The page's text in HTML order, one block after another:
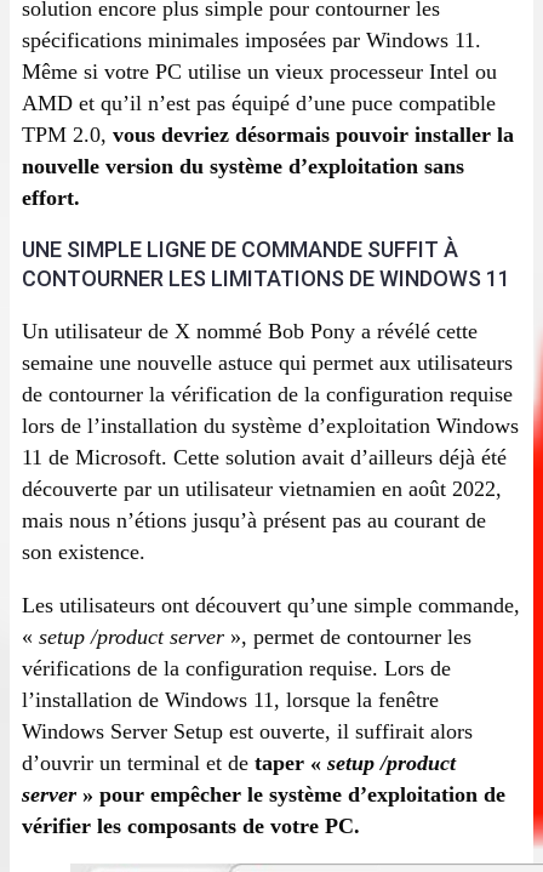
solution encore plus simple pour contourner les
spécifications minimales imposées par Windows 11.
Même si votre PC utilise un vieux processeur Intel ou
AMD et qu’il n’est pas équipé d’une puce compatible
TPM 2.0, vous devriez désormais pouvoir installer la
nouvelle version du système d’exploitation sans
effort.
UNE SIMPLE LIGNE DE COMMANDE SUFFIT À
CONTOURNER LES LIMITATIONS DE WINDOWS 11
Un utilisateur de X nommé Bob Pony a révélé cette
semaine une nouvelle astuce qui permet aux utilisateurs
de contourner la vérification de la configuration requise
lors de l’installation du système d’exploitation Windows
11 de Microsoft. Cette solution avait d’ailleurs déjà été
découverte par un utilisateur vietnamien en août 2022,
mais nous n’étions jusqu’à présent pas au courant de
son existence.
Les utilisateurs ont découvert qu’une simple commande,
« setup /product server », permet de contourner les
vérifications de la configuration requise. Lors de
l’installation de Windows 11, lorsque la fenêtre
Windows Server Setup est ouverte, il suffirait alors
d’ouvrir un terminal et de taper « setup /product
server » pour empêcher le système d’exploitation de
vérifier les composants de votre PC.